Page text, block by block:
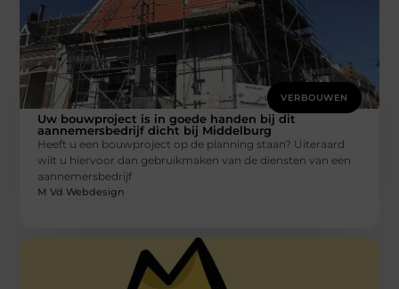
VERBOUWEN
Uw bouwproject is in goede handen bij dit
aannemersbedrijf dicht bij Middelburg
Heeft u een bouwproject op de planning staan? Uiteraard
wilt u hiervoor dan gebruikmaken van de diensten van een
aannemersbedrijf
M Vd Webdesign